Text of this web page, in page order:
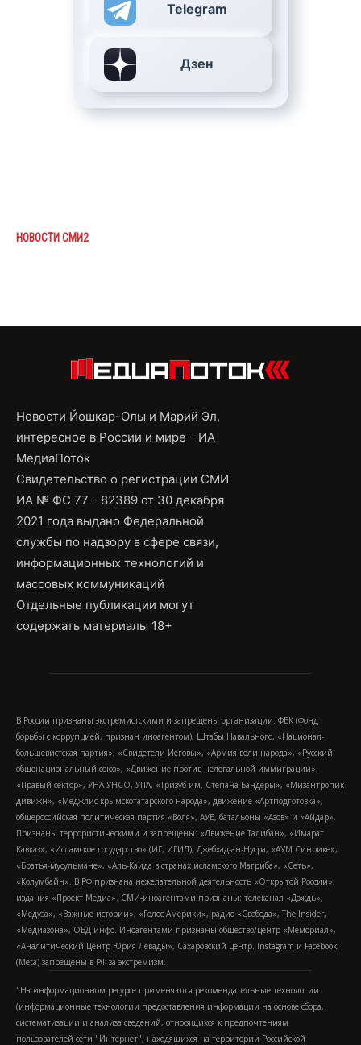
Telegram
Дзен
НОВОСТИ СМИ2
Новости Йошкар-Олы и Марий Эл,
интересное в России и мире - ИА
МедиаПоток
Свидетельство о регистрации СМИ
ИА № ФС 77 - 82389 от 30 декабря
2021 года выдано Федеральной
службы по надзору в сфере связи,
информационных технологий и
массовых коммуникаций
Отдельные публикации могут
содержать материалы 18+
В России признаны экстремистскими и запрещены организации: ФБК (Фонд
борьбы с коррупцией, признан иноагентом), Штабы Навального, «Национал-
большевистская партия», «Свидетели Иеговы», «Армия воли народа», «Русский
общенациональный союз», «Движение против нелегальной иммиграции»,
«Правый сектор», УНА-УНСО, УПА, «Тризуб им. Степана Бандеры», «Мизантропик
дивижн», «Меджлис крымскотатарского народа», движение «Артподготовка»,
общероссийская политическая партия «Воля», АУЕ, батальоны «Азов» и «Айдар».
Признаны террористическими и запрещены: «Движение Талибан», «Имарат
Кавказ», «Исламское государство» (ИГ, ИГИЛ), Джебхад-ан-Нусра, «АУМ Синрике»,
«Братья-мусульмане», «Аль-Каида в странах исламского Магриба», «Сеть»,
«Колумбайн». В РФ признана нежелательной деятельность «Открытой России»,
издания «Проект Медиа». СМИ-иноагентами признаны: телеканал «Дождь»,
«Медуза», «Важные истории», «Голос Америки», радио «Свобода», The Insider,
«Медиазона», ОВД-инфо. Иноагентами признаны общество/центр «Мемориал»,
«Аналитический Центр Юрия Левады», Сахаровский центр. Instagram и Facebook
(Metа) запрещены в РФ за экстремизм.
"На информационном ресурсе применяются рекомендательные технологии
(информационные технологии предоставления информации на основе сбора,
систематизации и анализа сведений, относящихся к предпочтениям
пользователей сети "Интернет", находящихся на территории Российской